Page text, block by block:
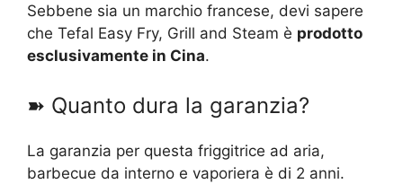
Sebbene sia un marchio francese, devi sapere
che Tefal Easy Fry, Grill and Steam è prodotto
esclusivamente in Cina.
➽ Quanto dura la garanzia?
La garanzia per questa friggitrice ad aria,
barbecue da interno e vaporiera è di 2 anni.